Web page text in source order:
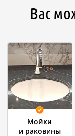
Вас
Мойки
и раковины